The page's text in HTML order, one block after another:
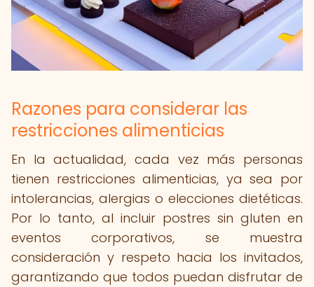
Razones para considerar las
restricciones alimenticias
En la actualidad, cada vez más personas
tienen restricciones alimenticias, ya sea por
intolerancias, alergias o elecciones dietéticas.
Por lo tanto, al incluir postres sin gluten en
eventos corporativos, se muestra
consideración y respeto hacia los invitados,
garantizando que todos puedan disfrutar de